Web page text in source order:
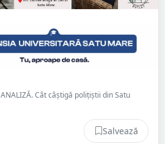
ANALIZĂ. Cât câștigă polițiștii din Satu
Salvează